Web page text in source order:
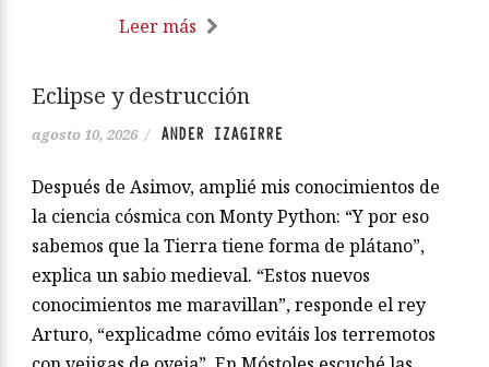
Leer más
Eclipse y destrucción
agosto 10, 2026 / ANDER IZAGIRRE
Después de Asimov, amplié mis conocimientos de
la ciencia cósmica con Monty Python: “Y por eso
sabemos que la Tierra tiene forma de plátano”,
explica un sabio medieval. “Estos nuevos
conocimientos me maravillan”, responde el rey
Arturo, “explicadme cómo evitáis los terremotos